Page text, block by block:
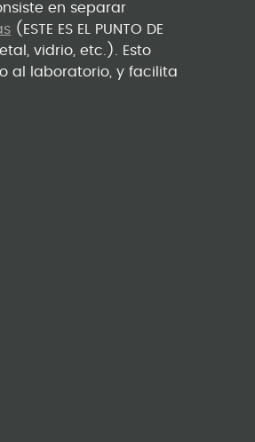
en separar
(ESTE ES EL PUNTO DE
vidrio, etc.). Esto
al laboratorio, y facilita